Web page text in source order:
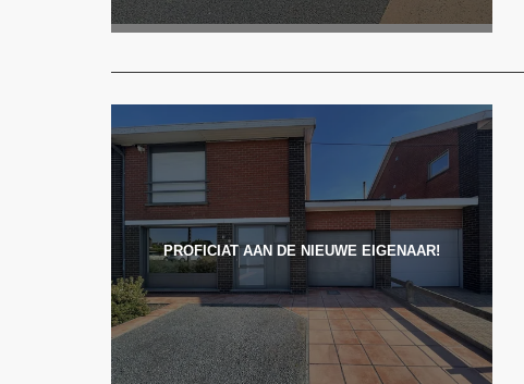
PROFICIAT AAN DE NIEUWE EIGENAAR!